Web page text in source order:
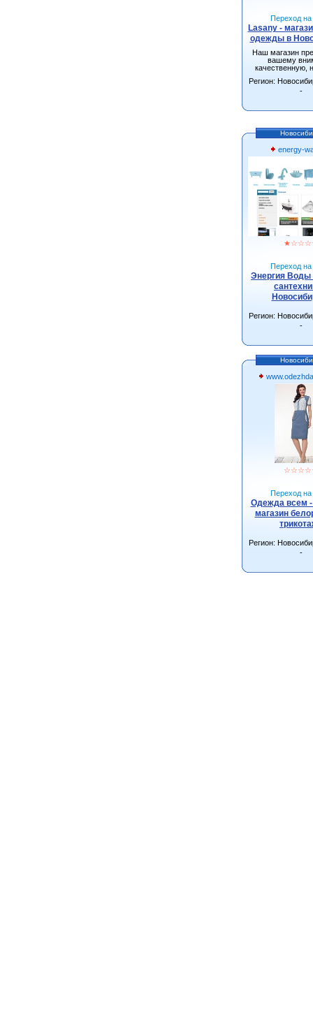
Переход на
Lasany -
одежды в
Наш магазин
вашему
качественную,
Регион:
-
energy-
★☆☆☆
Переход на
Энергия Воды
Регион:
-
☆☆☆☆
Переход на
Одежда всем -
магазин
Регион:
-